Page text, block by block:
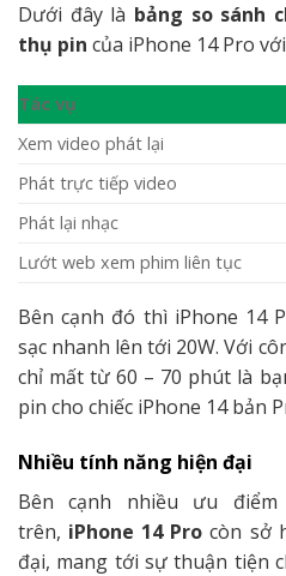
Dưới đây là bảng so sánh
thụ pin của iPhone 14 Pro
Tác vụ
Xem video phát lại
Phát trực tiếp video
Phát lại nhạc
Lướt web xem phim liên tục
Bên cạnh đó thì iPhone 14
sạc nhanh lên tới 20W. Với
chỉ mất từ 60 – 70 phút là
pin cho chiếc iPhone 14 bản
Nhiều tính năng hiện đại
Bên cạnh nhiều ưu
trên, iPhone 14 Pro còn sở
đại, mang tới sự thuận tiện